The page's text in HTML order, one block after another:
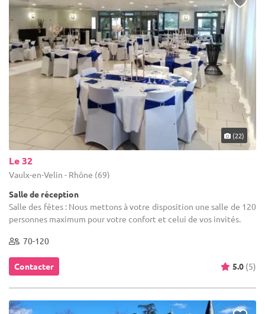
(22)
Le 32
Vaulx-en-Velin - Rhône (69)
Salle de réception
Salle des fêtes : Nous mettons à votre disposition une salle de 120
personnes maximum pour votre confort et celui de vos invités.
70-120
Contacter 5.0 (5)